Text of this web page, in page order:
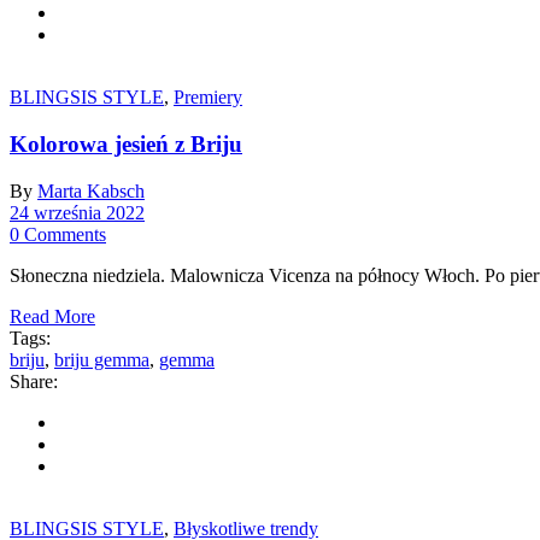
BLINGSIS STYLE, Premiery
Kolorowa jesień z Briju
By Marta Kabsch
24 września 2022
0 Comments
Słoneczna niedziela. Malownicza Vicenza na północy Włoch. Po
Read More
Tags:
briju, briju gemma, gemma
Share:
BLINGSIS STYLE, Błyskotliwe trendy